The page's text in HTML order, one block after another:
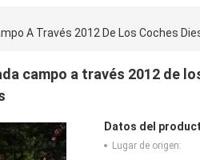
A Través 2012 De Los Coches
campo a través 2012 de
Datos del
Lugar de origen: